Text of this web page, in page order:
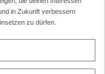

in Zukunft verbessern
zu dürfen.